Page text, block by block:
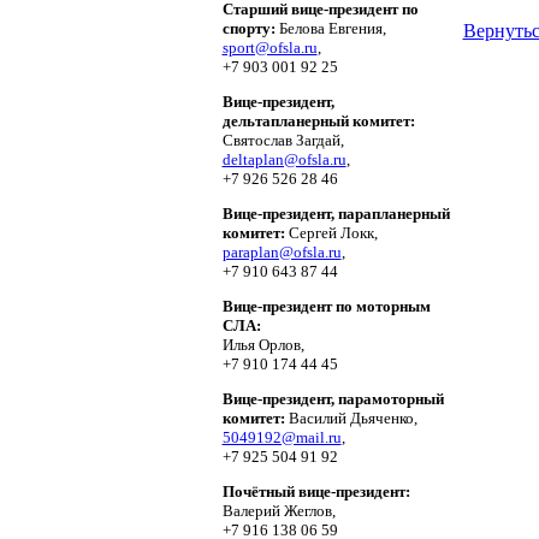
Старший вице-президент по
спорту: Белова Евгения,
sport@ofsla.ru
+7 903 001 92 25
Вице-президент,
дельтапланерный комитет:
Святослав Загдай,
deltaplan@ofsla.ru
+7 926 526 28 46
Вице-президент, парапланерный
комитет: Сергей Локк,
paraplan@ofsla.ru
+7 910 643 87 44
Вице-президент по моторным
СЛА:
Илья Орлов,
+7 910 174 44 45
Вице-президент, парамоторный
комитет: Василий Дьяченко,
5049192@mail.ru
+7 925 504 91 92
Почётный вице-президент:
Валерий Жеглов,
+7 916 138 06 59